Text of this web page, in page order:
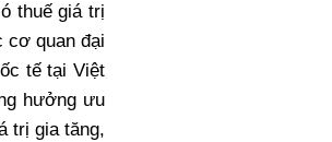
thuế giá trị
cơ quan đại
tế tại Việt
hưởng ưu
trị gia tăng,